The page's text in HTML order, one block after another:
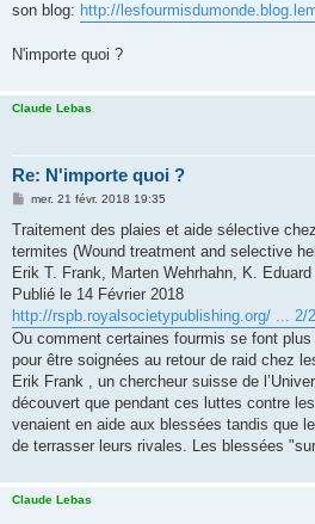
son blog: http://
N'importe quoi ?
Claude Lebas
Re: N'importe quoi ?
M
s
a
g
mer. 21 févr. 2018 19:35
Traitement des plaies et aide sélective
termites (Wound treatment and selective
Erik T. Frank, Marten Wehrhahn, K.
Publié le 14 Février 2018
http://rspb.royalsocietypublishing.org/ ... 2/
Ou comment certaines fourmis se font
pour être soignées au retour de raid chez
Erik Frank , un chercheur suisse de
découvert que pendant ces luttes contre
venaient en aide aux blessées tandis que
de terrasser leurs rivales. Les blessées
Claude Lebas